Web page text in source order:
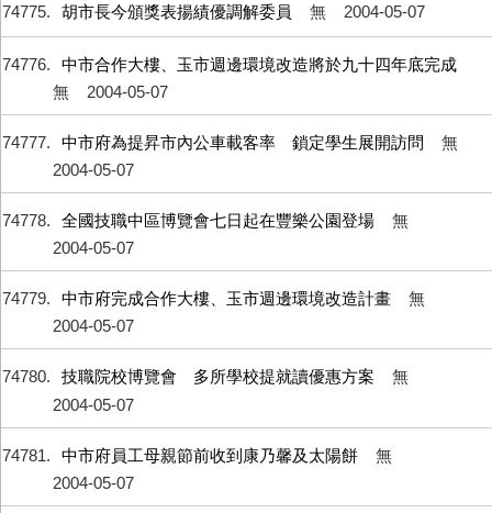
74775 胡市長今頒獎表揚績優調解委員 無 2004-05-07
74776
中市合作大樓、玉市週邊環境改造將於九十四年底完成
無
2004-05-07
74777 中市府為提昇市內公車載客率 鎖定學生展開訪問
無
2004-05-07
74778 全國技職中區博覽會七日起在豐樂公園登場
無
2004-05-07
74779 中市府完成合作大樓、玉市週邊環境改造計畫
無
2004-05-07
74780 技職院校博覽會 多所學校提就讀優惠方案
無
2004-05-07
74781 中市府員工母親節前收到康乃馨及太陽餅
無
2004-05-07